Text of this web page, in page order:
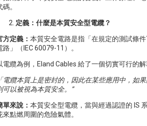
碼。
定義：什麼是本質安全型電纜？
方定義： 本質安全電路是指「在規定的測試條
路」（IEC 60079-11）。
電纜為例，Eland Cables 給了一個切實可行的解
「電纜本質上是密封的，因此在某些應用中，如
可以被視為本質安全。”
單來說： 本質安全型電纜，當與經過認證的 IS
來點燃周圍的危險氣體。